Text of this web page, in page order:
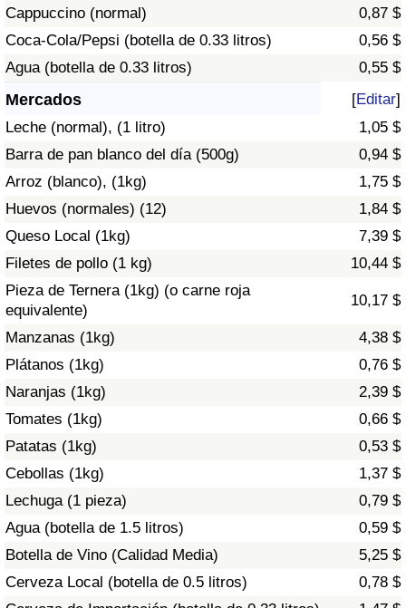
Cappuccino (normal)
0,87 $
Coca-Cola/Pepsi (botella de 0.33 litros)
0,56 $
Agua (botella de 0.33 litros)
0,55 $
Mercados [Editar]
Leche (normal), (1 litro)
1,05 $
Barra de pan blanco del día (500g)
0,94 $
Arroz (blanco), (1kg)
1,75 $
Huevos (normales) (12)
1,84 $
Queso Local (1kg)
7,39 $
Filetes de pollo (1 kg)
10,44 $
Pieza de Ternera (1kg) (o carne roja
equivalente)
10,17 $
Manzanas (1kg)
4,38 $
Plátanos (1kg)
0,76 $
Naranjas (1kg)
2,39 $
Tomates (1kg)
0,66 $
Patatas (1kg)
0,53 $
Cebollas (1kg)
1,37 $
Lechuga (1 pieza)
0,79 $
Agua (botella de 1.5 litros)
0,59 $
Botella de Vino (Calidad Media)
5,25 $
Cerveza Local (botella de 0.5 litros)
0,78 $
Índice de Criminalidad
Índice de criminalidad por país
Sanidad
Índice de Sanidad (Actual)
Índice de Sanidad
Índice de Sanidad por País
Contaminación
Índice de Contaminación (Actual)
Índice de contaminación
Índice de Contaminación por País
Índice de Tráfico
Índice de Tráfico (Actual)